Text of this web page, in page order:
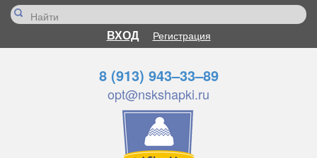
ВХОД Регистрация
8 (913) 943–33–89
opt@nskshapki.ru